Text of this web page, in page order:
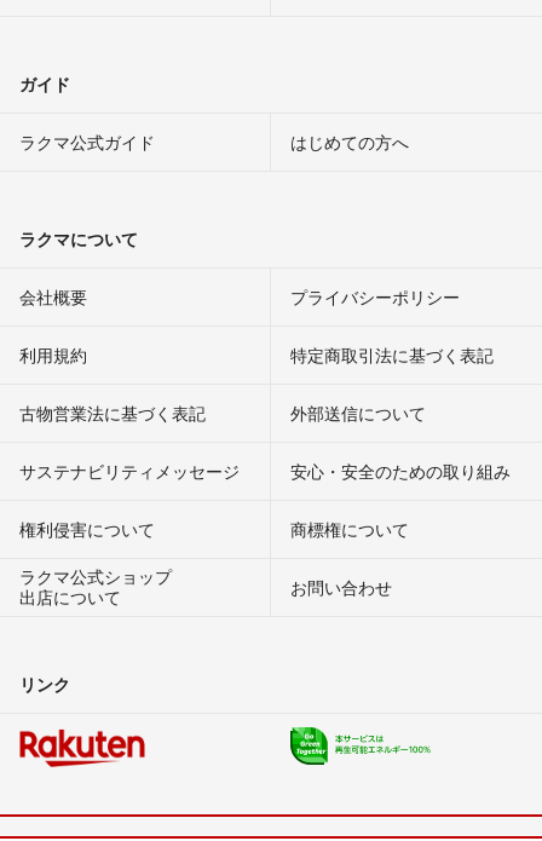
ガイド
ラクマ公式ガイド はじめての方へ
ラクマについて
会社概要 プライバシーポリシー
利用規約 特定商取引法に基づく表記
古物営業法に基づく表記 外部送信について
サステナビリティメッセージ 安心・安全のための取り組み
権利侵害について
商標権について
ラクマ公式ショップ
出店について
お問い合わせ
リンク